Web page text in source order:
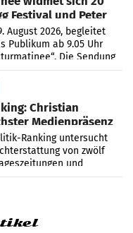
Festival und Peter
August 2026, begleitet
Publikum ab 9.05 Uhr
Die Sendung
„20 Jahre
Christian
Medienpräsenz
Ranking untersucht
von zwölf
und
und